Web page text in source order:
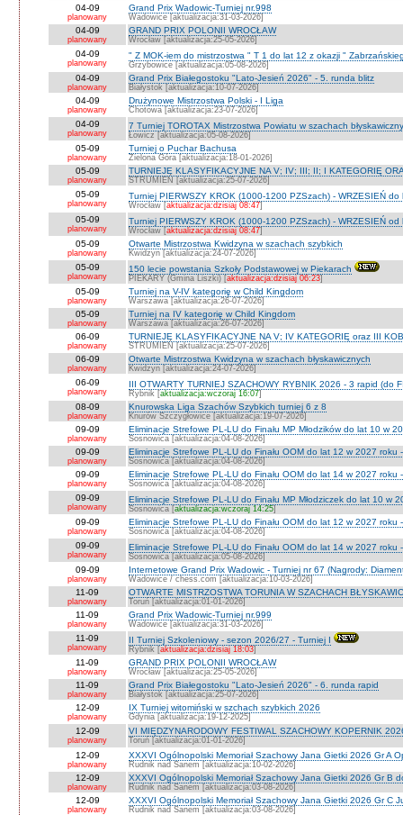
04-09
planowany
Grand Prix Wadowic-Turniej nr.998
Wadowice [aktualizacja:31-03-2026]
04-09
planowany
GRAND PRIX POLONII WROCŁAW
Wrocław [aktualizacja:25-05-2026]
04-09
planowany
" Z MOK-iem do mistrzostwa " T 1 do lat 12 z okazji "
Grzybowice [aktualizacja:05-08-2026]
04-09
planowany
Grand Prix Białegostoku "Lato-Jesień 2026" - 5. runda blitz
Białystok [aktualizacja:10-07-2026]
04-09
planowany
Drużynowe Mistrzostwa Polski - I Liga
Chotowa [aktualizacja:23-07-2026]
04-09
planowany
7 Turniej TOROTAX Mistrzostwa Powiatu w szachach
Łowicz [aktualizacja:05-08-2026]
05-09
planowany
Turniej o Puchar Bachusa
Zielona Góra [aktualizacja:18-01-2026]
05-09
planowany
TURNIEJE KLASYFIKACYJNE NA V; IV; III; II; I KATEGORIĘ
STRUMIEŃ [aktualizacja:25-07-2026]
05-09
planowany
Turniej PIERWSZY KROK (1000-1200 PZSzach) - WRZESIEŃ do
Wrocław [aktualizacja:dzisiaj 08:47]
05-09
planowany
Turniej PIERWSZY KROK (1000-1200 PZSzach) - WRZESIEŃ od
Wrocław [aktualizacja:dzisiaj 08:47]
05-09
planowany
Otwarte Mistrzostwa Kwidzyna w szachach szybkich
Kwidzyn [aktualizacja:24-07-2026]
05-09
planowany
150 lecie powstania Szkoły Podstawowej w Piekarach
PIEKARY (Gmina Liszki) [aktualizacja:dzisiaj 06:23]
05-09
planowany
Turniej na V-IV kategorię w Child Kingdom
Warszawa [aktualizacja:26-07-2026]
05-09
planowany
Turniej na IV kategorię w Child Kingdom
Warszawa [aktualizacja:26-07-2026]
06-09
planowany
TURNIEJE KLASYFIKACYJNE NA V; IV KATEGORIĘ oraz III
STRUMIEŃ [aktualizacja:25-07-2026]
06-09
planowany
Otwarte Mistrzostwa Kwidzyna w szachach błyskawicznych
Kwidzyn [aktualizacja:24-07-2026]
06-09
planowany
III OTWARTY TURNIEJ SZACHOWY RYBNIK 2026 - 3 rapid (do
Rybnik [aktualizacja:wczoraj 16:07]
08-09
planowany
Knurowska Liga Szachów Szybkich turniej 6 z 8
Knurów Szczygłowice [aktualizacja:19-07-2026]
09-09
planowany
Eliminacje Strefowe PL-LU do Finału MP Młodzików do lat 10 w
Sosnowica [aktualizacja:04-08-2026]
09-09
planowany
Eliminacje Strefowe PL-LU do Finału OOM do lat 12 w 2027 roku
Sosnowica [aktualizacja:04-08-2026]
09-09
planowany
Eliminacje Strefowe PL-LU do Finału OOM do lat 14 w 2027 roku
Sosnowica [aktualizacja:04-08-2026]
09-09
planowany
Eliminacje Strefowe PL-LU do Finału MP Młodziczek do lat 10 w
Sosnowica [aktualizacja:wczoraj 14:25]
09-09
planowany
Eliminacje Strefowe PL-LU do Finału OOM do lat 12 w 2027 roku
Sosnowica [aktualizacja:04-08-2026]
09-09
planowany
Eliminacje Strefowe PL-LU do Finału OOM do lat 14 w 2027 roku
Sosnowica [aktualizacja:05-08-2026]
09-09
planowany
Internetowe Grand Prix Wadowic - Turniej nr 67 (Nagrody:
Wadowice / chess.com [aktualizacja:10-03-2026]
11-09
planowany
OTWARTE MISTRZOSTWA TORUNIA W SZACHACH
Toruń [aktualizacja:01-01-2026]
11-09
planowany
Grand Prix Wadowic-Turniej nr.999
Wadowice [aktualizacja:31-03-2026]
11-09
planowany
II Turniej Szkoleniowy - sezon 2026/27 - Turniej I
Rybnik [aktualizacja:dzisiaj 18:03]
11-09
planowany
GRAND PRIX POLONII WROCŁAW
Wrocław [aktualizacja:25-05-2026]
11-09
planowany
Grand Prix Białegostoku "Lato-Jesień 2026" - 6. runda rapid
Białystok [aktualizacja:25-07-2026]
12-09
planowany
IX Turniej witomiński w szchach szybkich 2026
Gdynia [aktualizacja:19-12-2025]
12-09
planowany
VI MIĘDZYNARODOWY FESTIWAL SZACHOWY KOPERNIK
Toruń [aktualizacja:01-01-2026]
12-09
planowany
XXXVI Ogólnopolski Memoriał Szachowy Jana Gietki 2026 Gr A
Rudnik nad Sanem [aktualizacja:10-02-2026]
12-09
planowany
XXXVI Ogólnopolski Memoriał Szachowy Jana Gietki 2026 Gr B
Rudnik nad Sanem [aktualizacja:03-08-2026]
12-09
planowany
XXXVI Ogólnopolski Memoriał Szachowy Jana Gietki 2026 Gr C
Rudnik nad Sanem [aktualizacja:03-08-2026]